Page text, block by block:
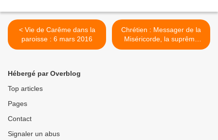
< Vie de Carême dans la
paroisse : 6 mars 2016
Chrétien : Messager de la
Miséricorde, la suprême
Justice >
Hébergé par Overblog
Top articles
Pages
Contact
Signaler un abus